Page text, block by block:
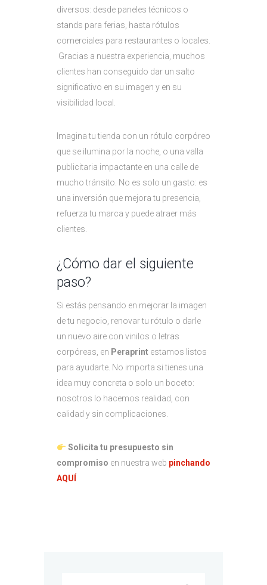
diversos: desde paneles técnicos o
stands para ferias, hasta rótulos
comerciales para restaurantes o locales.
Gracias a nuestra experiencia, muchos
clientes han conseguido dar un salto
significativo en su imagen y en su
visibilidad local.
Imagina tu tienda con un rótulo corpóreo
que se ilumina por la noche, o una valla
publicitaria impactante en una calle de
mucho tránsito. No es solo un gasto: es
una inversión que mejora tu presencia,
refuerza tu marca y puede atraer más
clientes.
¿Cómo dar el siguiente
paso?
Si estás pensando en mejorar la imagen
de tu negocio, renovar tu rótulo o darle
un nuevo aire con vinilos o letras
corpóreas, en Peraprint estamos listos
para ayudarte. No importa si tienes una
idea muy concreta o solo un boceto:
nosotros lo hacemos realidad, con
calidad y sin complicaciones.
Solicita tu presupuesto sin
compromiso en nuestra web pinchando
AQUÍ